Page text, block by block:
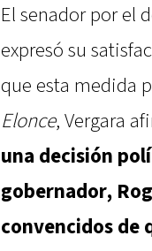
El senador por el
expresó su
que esta medida
Elonce, Vergara
una decisión
gobernador,
convencidos de